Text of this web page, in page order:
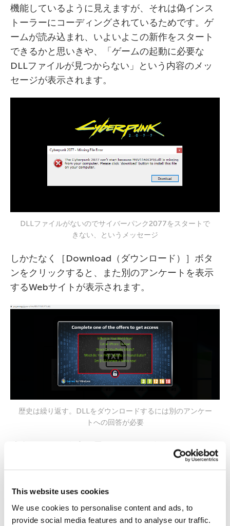
This website uses cookies
We use cookies to personalise content and ads, to
provide social media features and to analyse our traffic.
機能しているように見えますが、それは偽インス
トーラーにコーディングされているためです。ゲ
ームが読み込まれ、いよいよこの新作をスタート
できるかと思いきや、「ゲームの起動に必要な
DLLファイルが見つからない」という内容のメッ
セージが表示されます。
DLLファイルがないのでサイバーパンク2077をスタートで
きない、というメッセージ
しかたなく［Download（ダウンロード）］ボタ
ンをクリックすると、また別のアンケートを表示
するWebサイトが表示されます。
歴史は繰り返す。DLLをダウンロードするには別のアンケー
トへの回答が必要
残念ながら、今度も思ったような結果にはなりま
せん。手元に残るのは偽インストーラーと、スプ
す。